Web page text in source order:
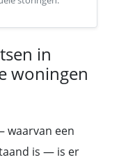
in
woningen
waarvan een
is — is er